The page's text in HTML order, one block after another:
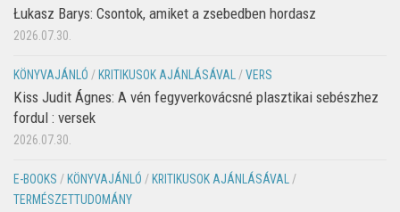
Łukasz Barys: Csontok, amiket a zsebedben hordasz
2026.07.30.
KÖNYVAJÁNLÓ / KRITIKUSOK AJÁNLÁSÁVAL/VERS
Kiss Judit Ágnes: A vén fegyverkovácsné plasztikai sebészhez
fordul : versek
2026.07.30.
E-BOOKS / KÖNYVAJÁNLÓ / KRITIKUSOK AJÁNLÁSÁVAL/
TERMÉSZETTUDOMÁNY